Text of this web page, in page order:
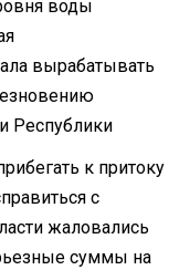
воды
вырабатывать
Республики
к притоку
с
жаловались
суммы на